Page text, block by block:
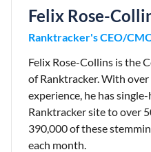
Felix Rose-
Ranktracker's CEO/
Felix Rose-Collins is the
of Ranktracker. With over
experience, he has
Ranktracker site to over
390,000 of these
each month.